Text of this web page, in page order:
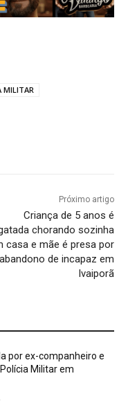
MILITAR
Próximo artigo
Criança de 5 anos é
chorando sozinha
casa e mãe é presa por
abandono de incapaz em
Ivaiporã
por ex-companheiro e
Militar em